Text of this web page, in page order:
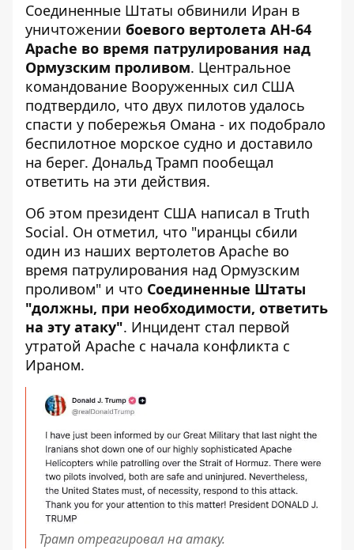
Соединенные Штаты обвинили Иран в
уничтожении боевого вертолета AH-64
Apache во время патрулирования над
Ормузским проливом. Центральное
командование Вооруженных сил США
подтвердило, что двух пилотов удалось
спасти у побережья Омана - их подобрало
беспилотное морское судно и доставило
на берег. Дональд Трамп пообещал
ответить на эти действия.
Об этом президент США написал в Truth
Social. Он отметил, что "иранцы сбили
один из наших вертолетов Apache во
время патрулирования над Ормузским
проливом" и что Соединенные Штаты
"должны, при необходимости, ответить
на эту атаку". Инцидент стал первой
утратой Apache с начала конфликта с
Ираном.
Трамп отреагировал на атаку.